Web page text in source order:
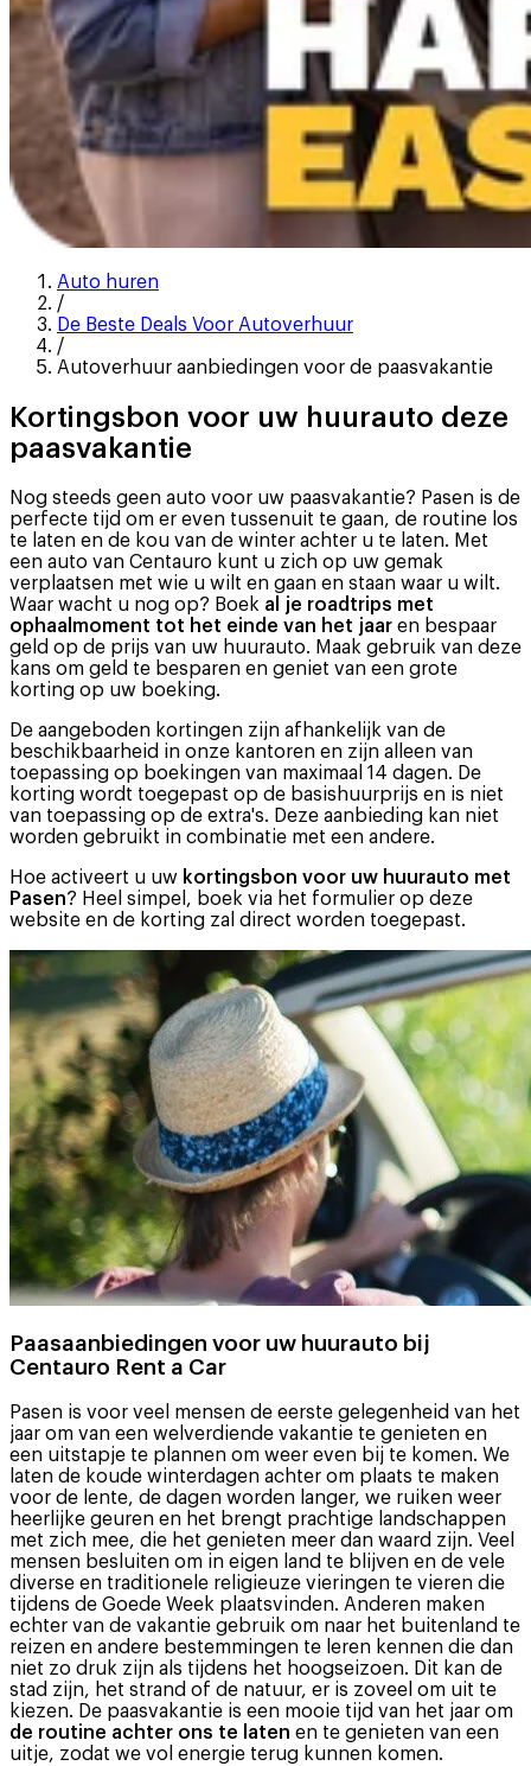
Auto huren
/
‭De Beste Deals Voor Autoverhuur
/
Autoverhuur aanbiedingen voor de paasvakantie
Kortingsbon voor uw huurauto deze
paasvakantie
Nog steeds geen auto voor uw paasvakantie? Pasen is de
perfecte tijd om er even tussenuit te gaan, de routine los
te laten en de kou van de winter achter u te laten. Met
een auto van Centauro kunt u zich op uw gemak
verplaatsen met wie u wilt en gaan en staan waar u wilt.
Waar wacht u nog op? Boek al je roadtrips met
ophaalmoment tot het einde van het jaar en bespaar
geld op de prijs van uw huurauto. Maak gebruik van deze
kans om geld te besparen en geniet van een grote
korting op uw boeking.
De aangeboden kortingen zijn afhankelijk van de
beschikbaarheid in onze kantoren en zijn alleen van
toepassing op boekingen van maximaal 14 dagen. De
korting wordt toegepast op de basishuurprijs en is niet
van toepassing op de extra's. Deze aanbieding kan niet
worden gebruikt in combinatie met een andere.
Hoe activeert u uw kortingsbon voor uw huurauto met
Pasen? Heel simpel, boek via het formulier op deze
website en de korting zal direct worden toegepast.
Paasaanbiedingen voor uw huurauto bij
Centauro Rent a Car
Pasen is voor veel mensen de eerste gelegenheid van het
jaar om van een welverdiende vakantie te genieten en
een uitstapje te plannen om weer even bij te komen. We
laten de koude winterdagen achter om plaats te maken
voor de lente, de dagen worden langer, we ruiken weer
heerlijke geuren en het brengt prachtige landschappen
met zich mee, die het genieten meer dan waard zijn. Veel
mensen besluiten om in eigen land te blijven en de vele
diverse en traditionele religieuze vieringen te vieren die
tijdens de Goede Week plaatsvinden. Anderen maken
echter van de vakantie gebruik om naar het buitenland te
reizen en andere bestemmingen te leren kennen die dan
niet zo druk zijn als tijdens het hoogseizoen. Dit kan de
stad zijn, het strand of de natuur, er is zoveel om uit te
kiezen. De paasvakantie is een mooie tijd van het jaar om
de routine achter ons te laten en te genieten van een
uitje, zodat we vol energie terug kunnen komen.